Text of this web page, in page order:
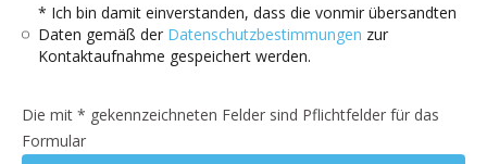
* Ich bin damit einverstanden, dass die vonmir übersandten
Daten gemäß der Datenschutzbestimmungen zur
Kontaktaufnahme gespeichert werden.
Die mit * gekennzeichneten Felder sind Pflichtfelder für das
Formular